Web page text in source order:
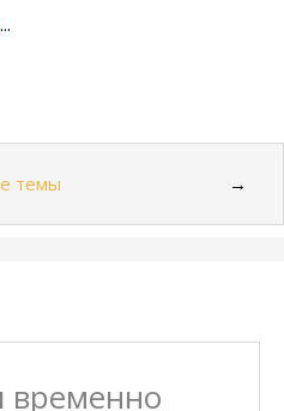
...
темы →
временно